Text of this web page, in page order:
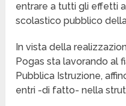
entrare a tutti gli effetti
scolastico pubblico
In vista della
Pogas sta lavorando al
Pubblica Istruzione,
entri -di fatto- nella